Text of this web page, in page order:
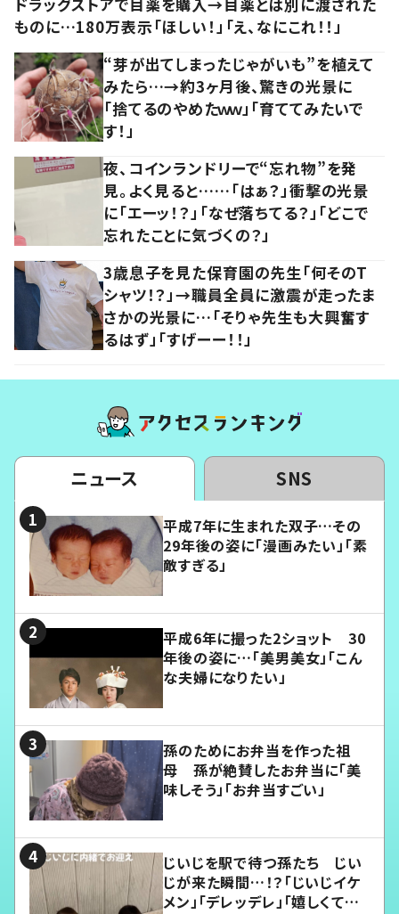
ものに…180万表示「ほしい！」「え、なにこれ！！」
“芽が出てしまったじゃがいも”を植えて
みたら…→約3ヶ月後、驚きの光景に
「捨てるのやめたｗｗ」「育ててみたいで
す！」
夜、コインランドリーで“忘れ物”を発
見。よく見ると……「はぁ？」衝撃の光景
に「エーッ！？」「なぜ落ちてる？」「どこで
忘れたことに気づくの？」
3歳息子を見た保育園の先生「何そのT
シャツ！？」→職員全員に激震が走ったま
さかの光景に…「そりゃ先生も大興奮す
るはず」「すげーー！！」
ニュース SNS
平成7年に生まれた双子…その
29年後の姿に「漫画みたい」「素
敵すぎる」
平成6年に撮った2ショット 30
年後の姿に…「美男美女」「こん
な夫婦になりたい」
孫のためにお弁当を作った祖
母 孫が絶賛したお弁当に「美
味しそう」「お弁当すごい」
じいじを駅で待つ孫たち じい
じが来た瞬間…！？「じいじイケ
メン」「デレッデレ」「嬉しくて可